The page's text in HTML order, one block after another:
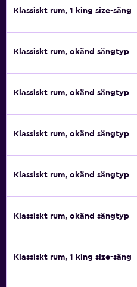
Klassiskt rum, 1 king size-säng
Klassiskt rum, okänd sängtyp
Klassiskt rum, okänd sängtyp
Klassiskt rum, okänd sängtyp
Klassiskt rum, okänd sängtyp
Klassiskt rum, okänd sängtyp
Klassiskt rum, 1 king size-säng